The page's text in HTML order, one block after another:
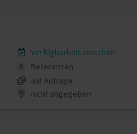
Verfügbarkeit einsehen
0
Referenzen
auf Anfrage
nicht angegeben